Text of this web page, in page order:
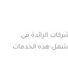
الرائدة في
تشمل هذه الخدمات